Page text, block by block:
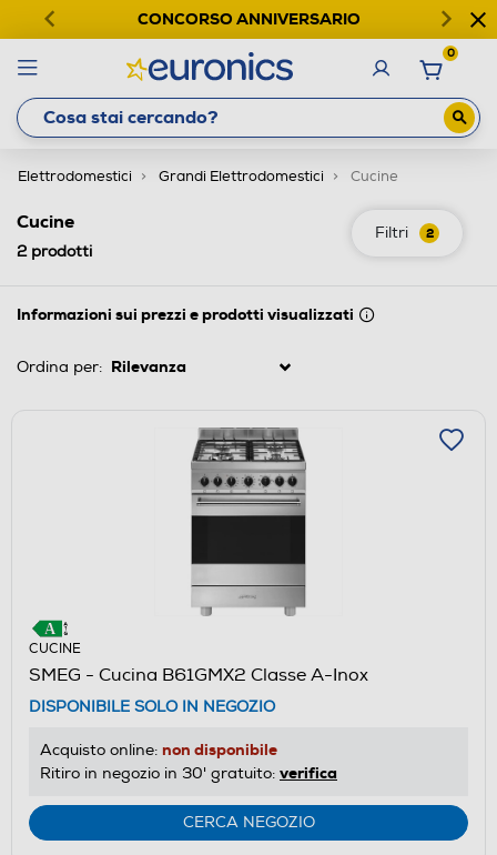
CONCORSO ANNIVERSARIO
0
Elettrodomestici Grandi Elettrodomestici Cucine
Filtri 2
Cucine
2prodotti
Informazioni sui prezzi e prodotti visualizzati
Ordina per:
CUCINE
SMEG - Cucina B61GMX2 Classe A-Inox
DISPONIBILE SOLO IN NEGOZIO
Acquisto online: non disponibile
Ritiro in negozio in 30' gratuito: verifica
CERCA NEGOZIO